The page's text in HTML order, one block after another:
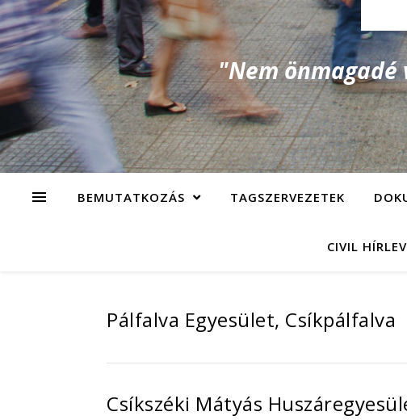
"Nem önmagadé
BEMUTATKOZÁS TAGSZERVEZETEK
CIVIL
Pálfalva Egyesület, Csíkpálfalva
Csíkszéki Mátyás